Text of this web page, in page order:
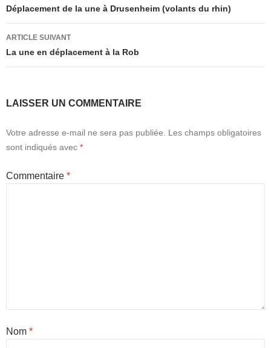
des
articles
Déplacement de la une à Drusenheim (volants du rhin)
ARTICLE SUIVANT
La une en déplacement à la Rob
LAISSER UN COMMENTAIRE
Votre adresse e-mail ne sera pas publiée.
Les champs obligatoires
sont indiqués avec *
Commentaire *
Nom *